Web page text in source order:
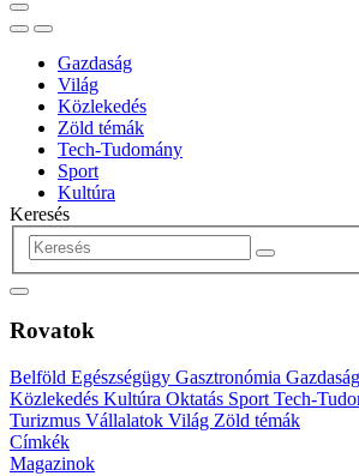
Gazdaság
Világ
Közlekedés
Zöld témák
Tech-Tudomány
Sport
Kultúra
Keresés
Rovatok
Belföld Egészségügy Gasztronómia Gazdaság
Közlekedés Kultúra Oktatás Sport Tech-
Turizmus Vállalatok Világ Zöld témák
Címkék
Magazinok